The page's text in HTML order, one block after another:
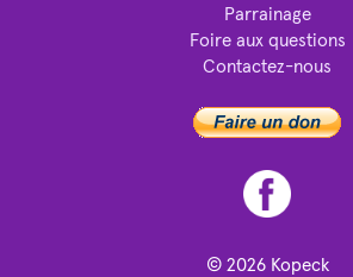
Parrainage
Foire aux questions
Contactez-nous
© 2026 Kopeck